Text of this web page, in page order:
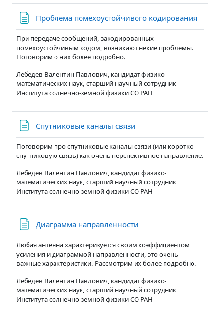
Проблема помехоустойчивого кодирования
При передаче сообщений, закодированных
помехоустойчивым кодом, возникают некие проблемы.
Поговорим о них более подробно.
Лебедев Валентин Павлович, кандидат физико-
математических наук, старший научный сотрудник
Института солнечно-земной физики СО РАН
Спутниковые каналы связи
Поговорим про спутниковые каналы связи (или коротко —
спутниковую связь) как очень перспективное направление.
Лебедев Валентин Павлович, кандидат физико-
математических наук, старший научный сотрудник
Института солнечно-земной физики СО РАН
Диаграмма направленности
Любая антенна характеризуется своим коэффициентом
усиления и диаграммой направленности, это очень
важные характеристики. Рассмотрим их более подробно.
Лебедев Валентин Павлович, кандидат физико-
математических наук, старший научный сотрудник
Института солнечно-земной физики СО РАН